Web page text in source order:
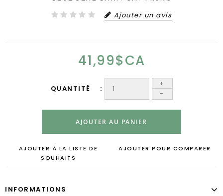
Ajouter un avis
41,99$CA
QUANTITÉ
+
-
AJOUTER AU PANIER
AJOUTER À LA LISTE DE
SOUHAITS
AJOUTER POUR COMPARER
INFORMATIONS